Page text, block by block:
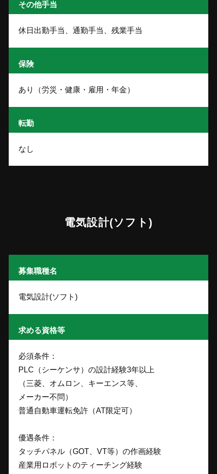
その他手当
休日出勤手当、通勤手当、残業手当
保険
あり（労災・健康・雇用・年金）
転勤
なし
電気設計(ソフト)
募集職種名
電気設計(ソフト)
求める資格等
必須条件：
PLC（シーケンサ）の設計経験3年以上
（三菱、オムロン、キーエンス等、
メーカー不問）
普通自動車運転免許（AT限定可）
優遇条件：
タッチパネル（GOT、VT等）の作画経験
産業用ロボットのティーチング経験